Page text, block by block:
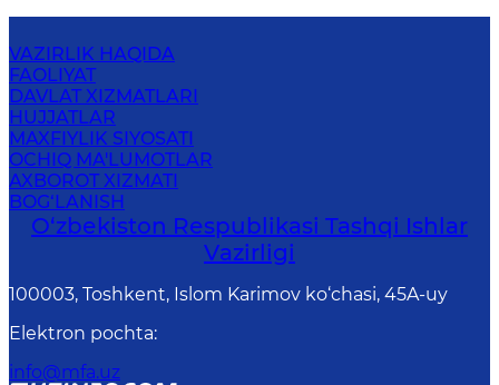
VAZIRLIK HAQIDA
FAOLIYAT
DAVLAT XIZMATLARI
HUJJATLAR
MAXFIYLIK SIYOSATI
OCHIQ MA'LUMOTLAR
AXBOROT XIZMATI
BOG‘LANISH
O‘zbеkistоn Rеspublikаsi Tashqi Ishlаr
Vаzirligi
100003, Toshkent, Islom Karimov ko‘chasi, 45A-uy
Elektron pochta:
info@mfa.uz